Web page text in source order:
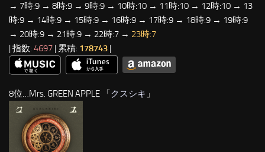
→ 7時:9 → 8時:9 → 9時:9 → 10時:10 → 11時:10 → 12時:10 → 13
時:9 → 14時:9 → 15時:9 → 16時:9 → 17時:9 → 18時:9 → 19時:9
→ 20時:9 → 21時:9 → 22時:7 → 23時:7
| 指数: 4697 | 累積: 178743
8位…Mrs. GREEN APPLE 「クスシキ 」